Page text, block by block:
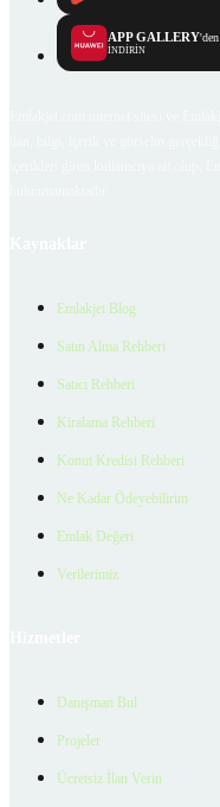
APP GALLERY'den
İNDİRİN
Emlakjet Blog
Satın Alma Rehberi
Satıcı Rehberi
Kiralama Rehberi
Konut Kredisi Rehberi
Ne Kadar Ödeyebilirim
Emlak Değeri
Verilerimiz
Danışman Bul
Projeler
Ücretsiz İlan Verin